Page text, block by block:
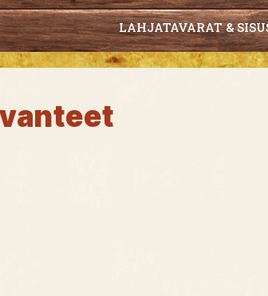
LAHJATAVARAT &